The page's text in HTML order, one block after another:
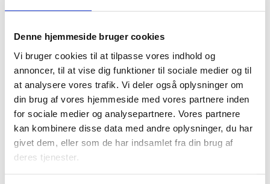
Denne hjemmeside bruger cookies
Vi bruger cookies til at tilpasse vores indhold og
annoncer, til at vise dig funktioner til sociale medier og til
at analysere vores trafik. Vi deler også oplysninger om
din brug af vores hjemmeside med vores partnere inden
for sociale medier og analysepartnere. Vores partnere
kan kombinere disse data med andre oplysninger, du har
givet dem, eller som de har indsamlet fra din brug af
deres tjenester.
der findes en række informationer omkring vurderingerne.
almene boligorganisationer kan bruge til at sammenholde
vurderinger med andre almene grunde - med afsæt i de
data, der ligger til grund for skattemyndighedernes
endelige vurderinger af erhvervsejendomme.
Med venlig hilsen